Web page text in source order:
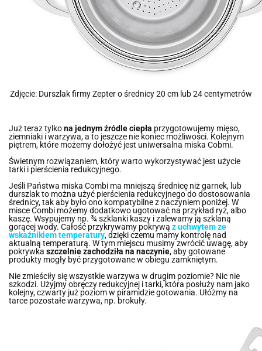
Zdjęcie: Durszlak firmy Zepter o średnicy 20 cm lub 24 centymetrów
Już teraz tylkona jednym źródle ciepła przygotowujemy mięso,
ziemniaki i warzywa, a to jeszcze nie koniec możliwości. Kolejnym
piętrem, które możemy dołożyć jest uniwersalna miska Cobmi.
Świetnym rozwiązaniem, który warto wykorzystywać jest użycie
tarki i pierścienia redukcyjnego.
Jeśli Państwa miska Combi ma mniejszą średnicę niż garnek, lub
durszlak to można użyć pierścienia redukcyjnego do dostosowania
średnicy, tak aby było ono kompatybilne z naczyniem poniżej. W
misce Combi możemy dodatkowo ugotować na przykład ryż, albo
kaszę. Wsypujemy np. ¾ szklanki kaszy i zalewamy ją szklaną
gorącej wody. Całość przykrywamy pokrywą z uchwytem ze
wskaźnikiem temperatury, dzięki czemu mamy kontrolę nad
aktualną temperaturą. W tym miejscu musimy zwrócić uwagę, aby
pokrywka szczelnie zachodziła na naczynie, aby gotowane
produkty mogły być przygotowane w obiegu zamkniętym.
Nie zmieściły się wszystkie warzywa w drugim poziomie? Nic nie
szkodzi. Użyjmy obręczy redukcyjnej i tarki, która posłuży nam jako
kolejny, czwarty już poziom w piramidzie gotowania. Ułóżmy na
tarce pozostałe warzywa, np. brokuły.